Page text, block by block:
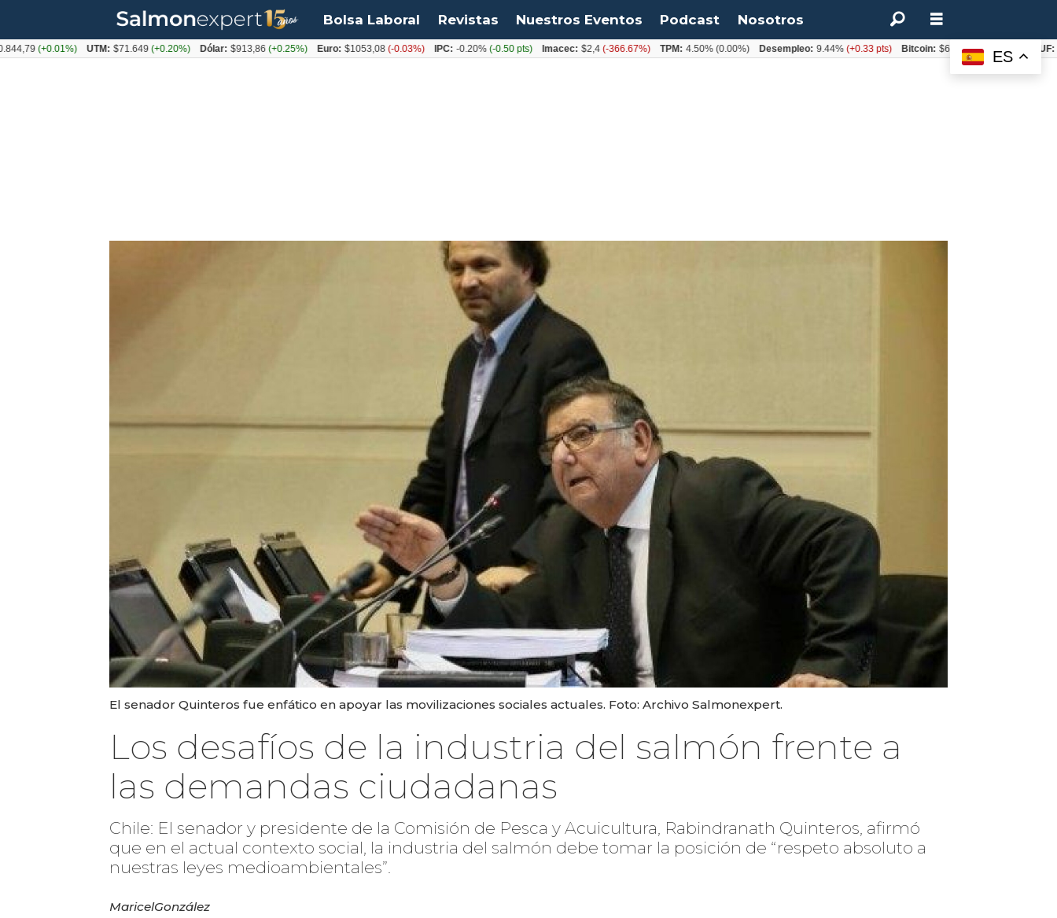
Bolsa Laboral Revistas Nuestros Eventos Podcast Nosotros
El senador Quinteros fue enfático en apoyar las movilizaciones sociales actuales. Foto: Archivo Salmonexpert.
Los desafíos de la industria del salmón frente a
las demandas ciudadanas
Chile: El senador y presidente de la Comisión de Pesca y Acuicultura, Rabindranath Quinteros, afirmó
que en el actual contexto social, la industria del salmón debe tomar la posición de “respeto absoluto a
nuestras leyes medioambientales”.
MaricelGonzález
ES
(+0.01%) UTM: $71.649(+0.20%) Dólar: $913,86(+0.25%) Euro: $1053,08(-0.03%) IPC: -0.20%(-0.50 pts) Imacec: $2,4(-366.67%) TPM: 4.50% (0.00%) Desempleo: 9.44% (+0.33 pts) Bitcoin: $64.600,08 (+2.93%)